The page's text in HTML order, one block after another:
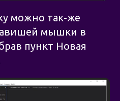
можно так-же
мышки в
пункт Новая